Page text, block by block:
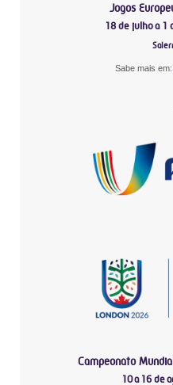
Jogos
18 de julho a 1
Sabe mais em:
Campeonato
10 a 16 de